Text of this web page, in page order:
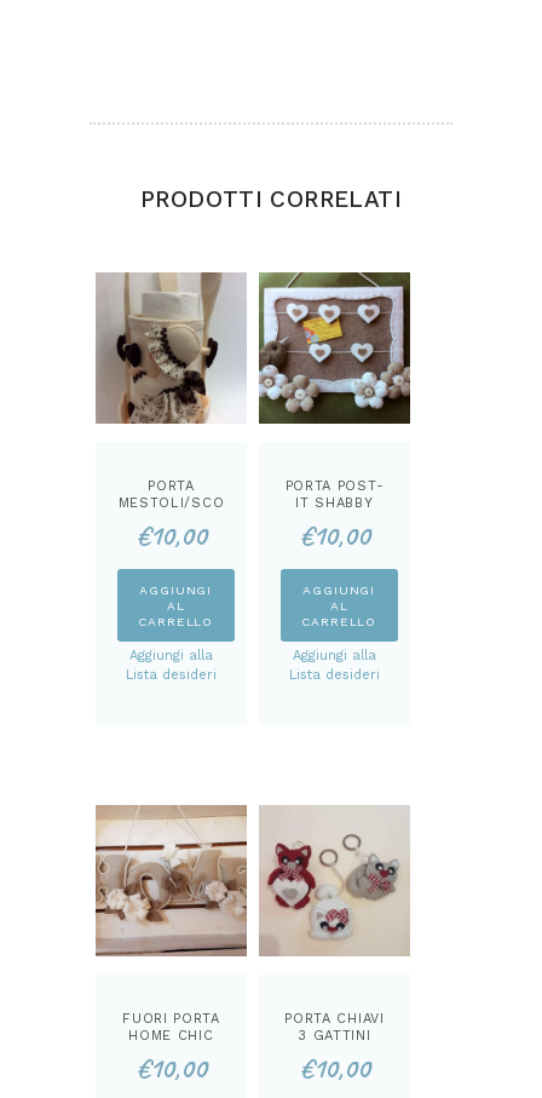
PRODOTTI CORRELATI
PORTA
MESTOLI/SCO
CARTAMODEL
€10,00
AGGIUNGI
AL
CARRELLO
Aggiungi alla
Lista desideri
PORTA POST-
IT SHABBY
LO
€10,00
AGGIUNGI
AL
CARRELLO
Aggiungi alla
Lista desideri
FUORI PORTA
HOME CHIC
LO
€10,00
PORTA CHIAVI
3 GATTINI
LO
€10,00